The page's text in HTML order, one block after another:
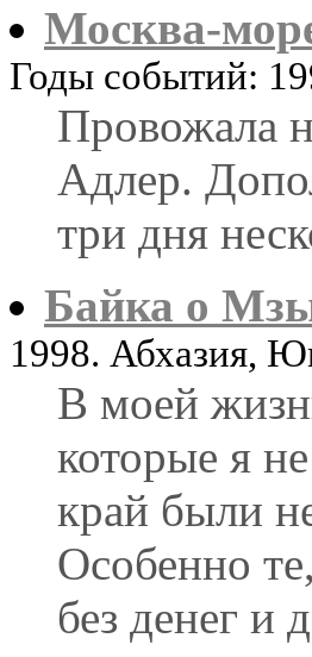
Москва-
Годы событий:
Провожала
Адлер.
три дня
Байка о
1998. Абхазия,
В моей
которые я
край были
Особенно
без денег и